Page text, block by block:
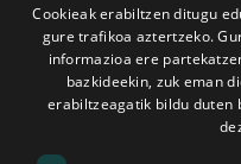
Cookieak erabiltzen ditugu
gure trafikoa aztertzeko.
informazioa ere
bazkideekin, zuk eman
erabiltzeagatik bildu duten